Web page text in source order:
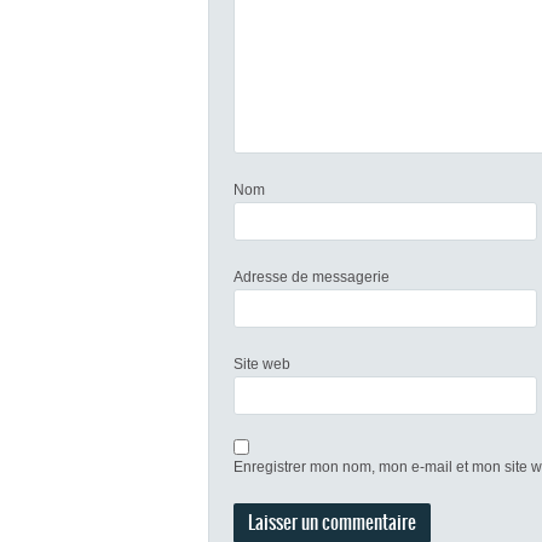
Nom
Adresse de messagerie
Site web
Enregistrer mon nom, mon e-mail et mon site